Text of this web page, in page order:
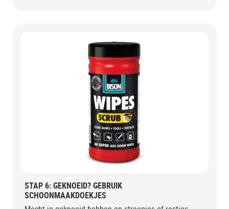
STAP 6: GEKNOEID? GEBRUIK
SCHOONMAAKDOEKJES